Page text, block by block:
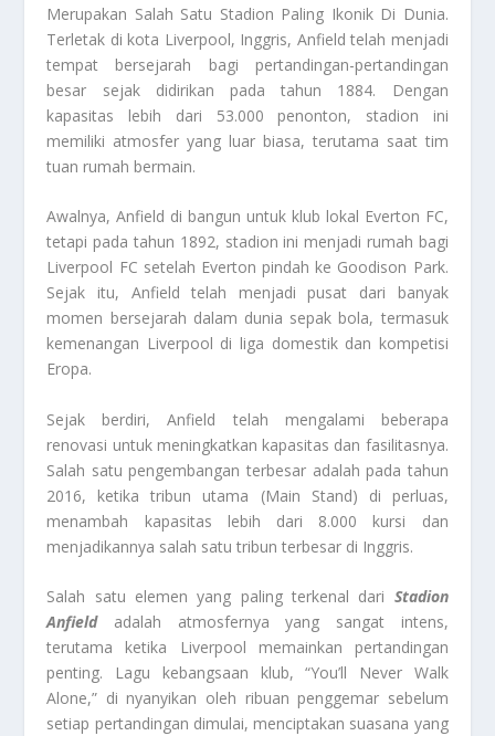
Merupakan Salah Satu Stadion Paling Ikonik Di Dunia.
Terletak di kota Liverpool, Inggris, Anfield telah menjadi
tempat bersejarah bagi pertandingan-pertandingan
besar sejak didirikan pada tahun 1884. Dengan
kapasitas lebih dari 53.000 penonton, stadion ini
memiliki atmosfer yang luar biasa, terutama saat tim
tuan rumah bermain.
Awalnya, Anfield di bangun untuk klub lokal Everton FC,
tetapi pada tahun 1892, stadion ini menjadi rumah bagi
Liverpool FC setelah Everton pindah ke Goodison Park.
Sejak itu, Anfield telah menjadi pusat dari banyak
momen bersejarah dalam dunia sepak bola, termasuk
kemenangan Liverpool di liga domestik dan kompetisi
Eropa.
Sejak berdiri, Anfield telah mengalami beberapa
renovasi untuk meningkatkan kapasitas dan fasilitasnya.
Salah satu pengembangan terbesar adalah pada tahun
2016, ketika tribun utama (Main Stand) di perluas,
menambah kapasitas lebih dari 8.000 kursi dan
menjadikannya salah satu tribun terbesar di Inggris.
Salah satu elemen yang paling terkenal dari Stadion
Anfieldadalah atmosfernya yang sangat intens,
terutama ketika Liverpool memainkan pertandingan
penting. Lagu kebangsaan klub, “You’ll Never Walk
Alone,” di nyanyikan oleh ribuan penggemar sebelum
setiap pertandingan dimulai, menciptakan suasana yang